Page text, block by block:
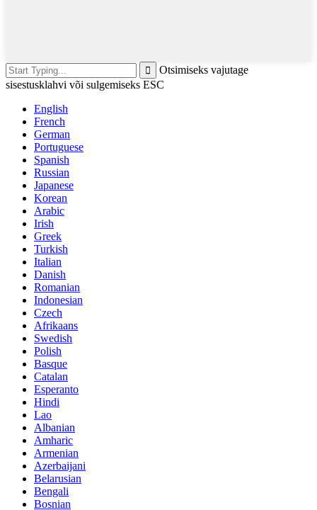
Otsimiseks vajutage
sisestusklahvi või sulgemiseks ESC
English
French
German
Portuguese
Spanish
Russian
Japanese
Korean
Arabic
Irish
Greek
Turkish
Italian
Danish
Romanian
Indonesian
Czech
Afrikaans
Swedish
Polish
Basque
Catalan
Esperanto
Hindi
Lao
Albanian
Amharic
Armenian
Azerbaijani
Belarusian
Bengali
Bosnian